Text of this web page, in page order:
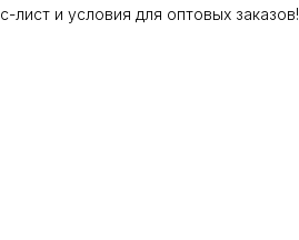
лист и условия для оптовых заказов!